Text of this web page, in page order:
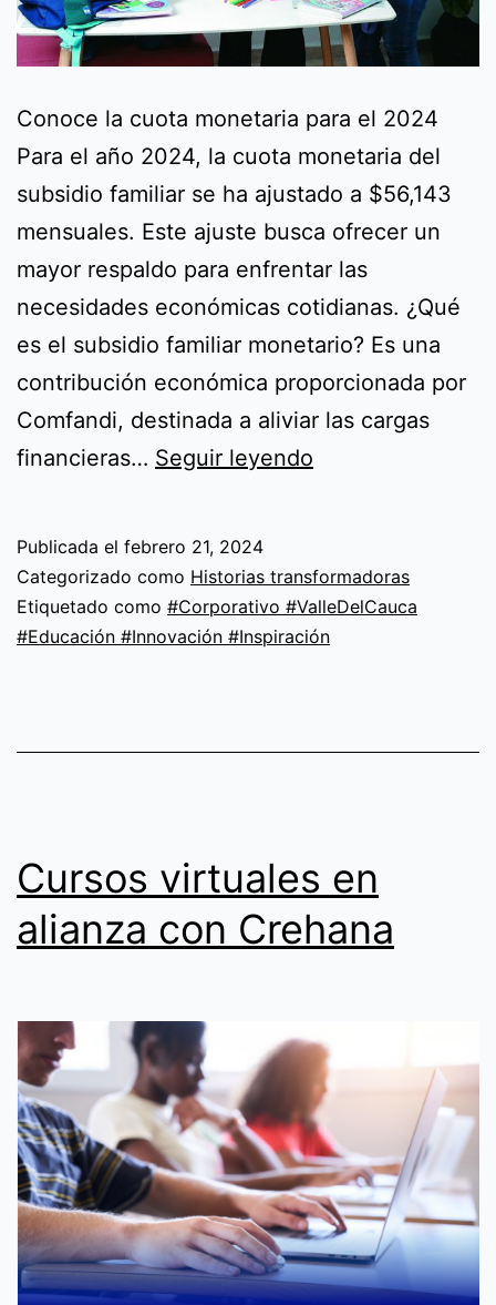
Conoce la cuota monetaria para el 2024
Para el año 2024, la cuota monetaria del
subsidio familiar se ha ajustado a $56,143
mensuales. Este ajuste busca ofrecer un
mayor respaldo para enfrentar las
necesidades económicas cotidianas. ¿Qué
es el subsidio familiar monetario? Es una
contribución económica proporcionada por
Comfandi, destinada a aliviar las cargas
financieras… Seguir leyendo
monetaria
para
el
Publicada el febrero 21, 2024
Categorizado como Historias transformadoras
Etiquetado como #Corporativo #ValleDelCauca
#Educación #Innovación #Inspiración
Cursos virtuales en
alianza con Crehana